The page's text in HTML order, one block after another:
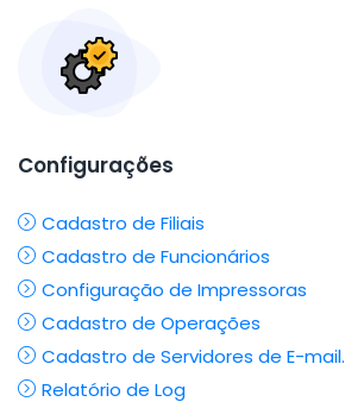
Configurações
Cadastro de Filiais
Cadastro de Funcionários
Configuração de Impressoras
Cadastro de Operações
Cadastro de Servidores de E-mail.
Relatório de Log